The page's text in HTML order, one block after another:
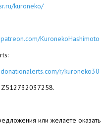
Skyrim SE
Armor CBBE SSE BodySlide (with
CBBE SSE BodySlide (with
kuroneko/
KuronekoHashimoto
r/kuroneko30
Z512732037258.
или желаете